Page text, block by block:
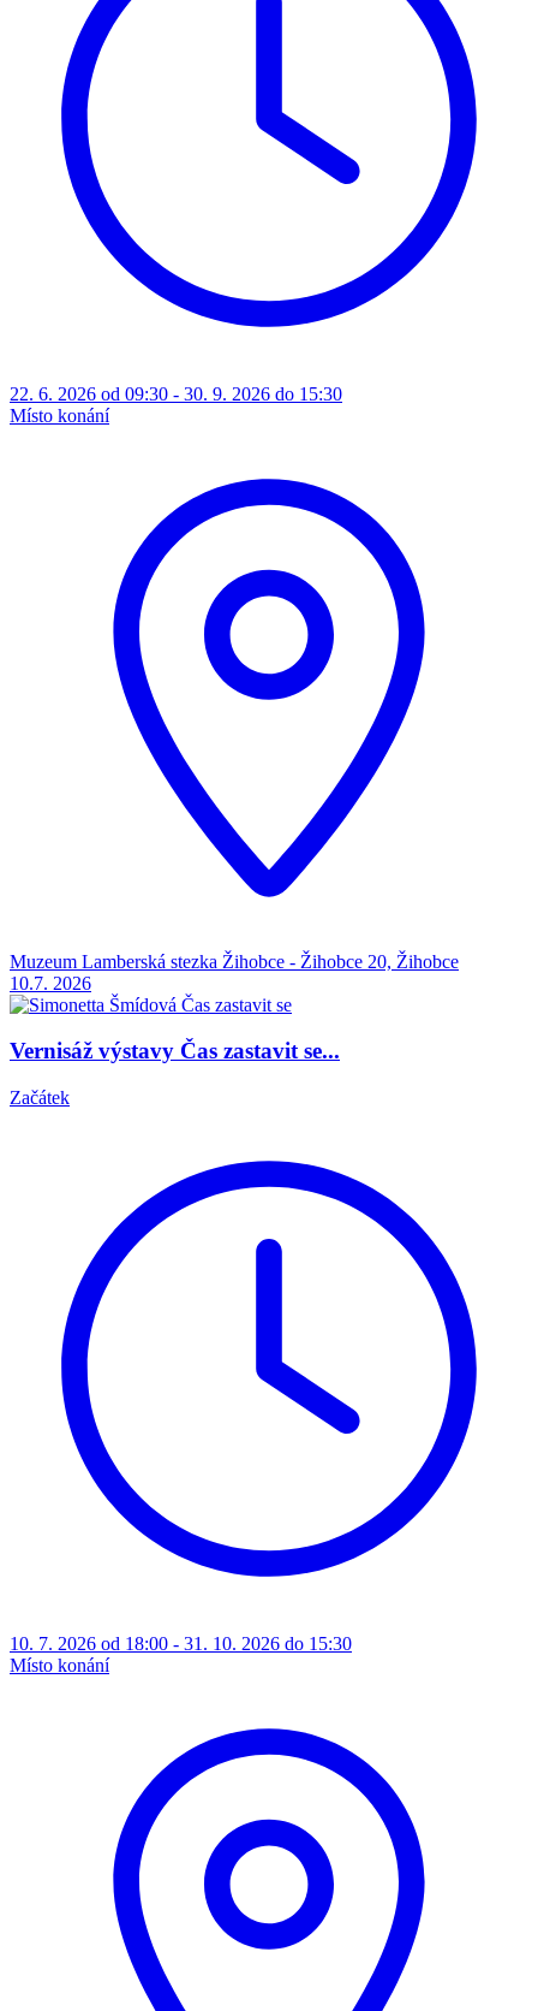
22. 6. 2026 od 09:30 - 30. 9. 2026 do 15:30
Místo konání
Muzeum Lamberská stezka Žihobce - Žihobce 20, Žihobce
10.7. 2026
Vernisáž výstavy Čas zastavit se...
Začátek
10. 7. 2026 od 18:00 - 31. 10. 2026 do 15:30
Místo konání